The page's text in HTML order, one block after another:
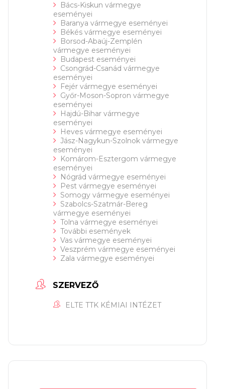
Bács-Kiskun vármegye
eseményei
Baranya vármegye eseményei
Békés vármegye eseményei
Borsod-Abaúj-Zemplén
vármegye eseményei
Budapest eseményei
Csongrád-Csanád vármegye
eseményei
Fejér vármegye eseményei
Győr-Moson-Sopron vármegye
eseményei
Hajdú-Bihar vármegye
eseményei
Heves vármegye eseményei
Jász-Nagykun-Szolnok vármegye
eseményei
Komárom-Esztergom vármegye
eseményei
Nógrád vármegye eseményei
Pest vármegye eseményei
Somogy vármegye eseményei
Szabolcs-Szatmár-Bereg
vármegye eseményei
Tolna vármegye eseményei
További események
Vas vármegye eseményei
Veszprém vármegye eseményei
Zala vármegye eseményei
SZERVEZŐ
ELTE TTK KÉMIAI INTÉZET